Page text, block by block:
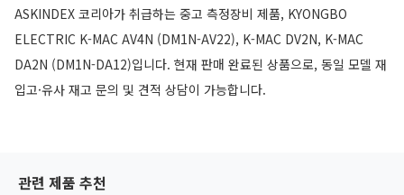
ASKINDEX 코리아가 취급하는 중고 측정장비 제품, KYONGBO
ELECTRIC K-MAC AV4N (DM1N-AV22), K-MAC DV2N, K-MAC
DA2N (DM1N-DA12)입니다. 현재 판매 완료된 상품으로, 동일 모델 재
입고·유사 재고 문의 및 견적 상담이 가능합니다.
관련 제품 추천